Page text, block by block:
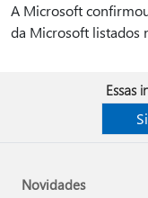
A Microsoft
da Microsoft listados
Essas
Novidades